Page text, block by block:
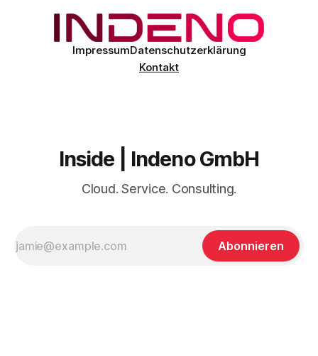
ImpressumDatenschutzerklärung
Kontakt
Inside | Indeno GmbH
Cloud. Service. Consulting.
Abonnieren